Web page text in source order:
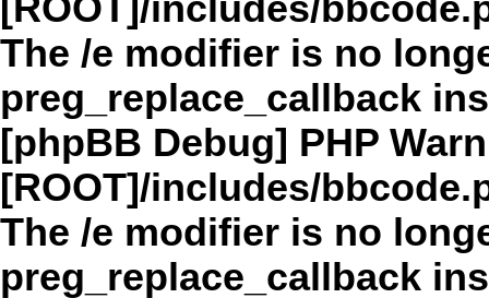
[ROOT]/includes/
The /e modifier is no
preg_replace_callback
[phpBB Debug] PHP
[ROOT]/includes/
The /e modifier is no
preg_replace_callback